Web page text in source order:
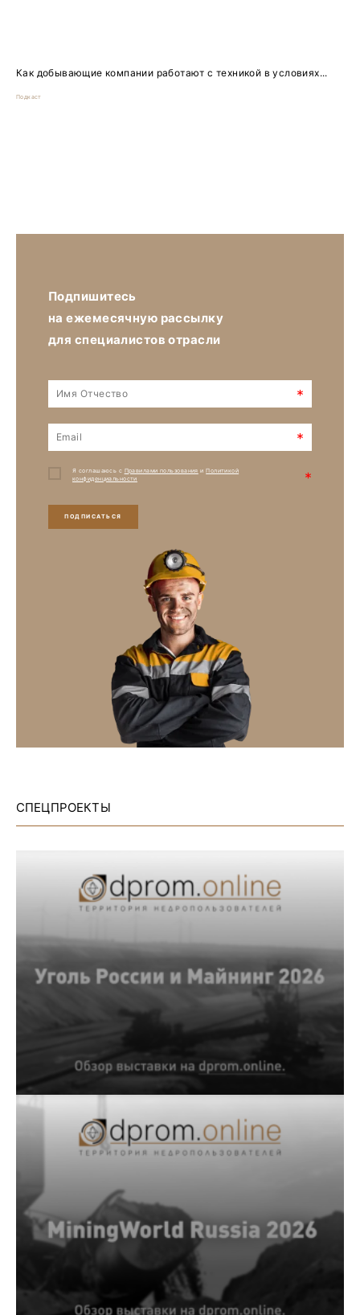
Как добывающие компании работают с техникой в условиях...
Подкаст
Подпишитесь
на ежемесячную рассылку
для специалистов отрасли
*
*
Я соглашаюсь с Правилами пользования иПолитикой
конфиденциальности
*
ПОДПИСАТЬСЯ
СПЕЦПРОЕКТЫ